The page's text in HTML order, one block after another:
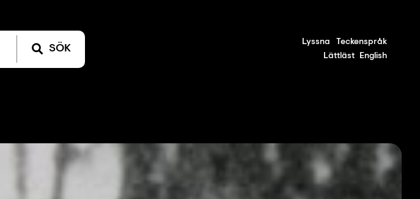
SÖK
Lyssna
Teckenspråk
Lättläst
English